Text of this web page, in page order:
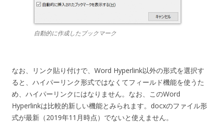
自動的に作成したブックマーク
なお、リンク貼り付けで、Word Hyperlink以外の形式を選択す
ると、ハイパーリンク形式ではなくてフィールド機能を使うた
め、ハイパーリンクにはなりません。なお、このWord
Hyperlinkは比較的新しい機能とみられます。docxのファイル形
式が最新（2019年11月時点）でないと使えません。